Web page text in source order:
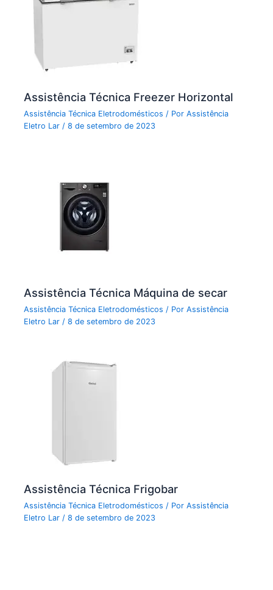
Assistência Técnica Freezer Horizontal
Assistência Técnica Eletrodomésticos / PorAssistência
Eletro Lar/8 de setembro de 2023
Assistência Técnica Máquina de secar
Assistência Técnica Eletrodomésticos / PorAssistência
Eletro Lar/8 de setembro de 2023
Assistência Técnica Frigobar
Assistência Técnica Eletrodomésticos / PorAssistência
Eletro Lar /8 de setembro de 2023